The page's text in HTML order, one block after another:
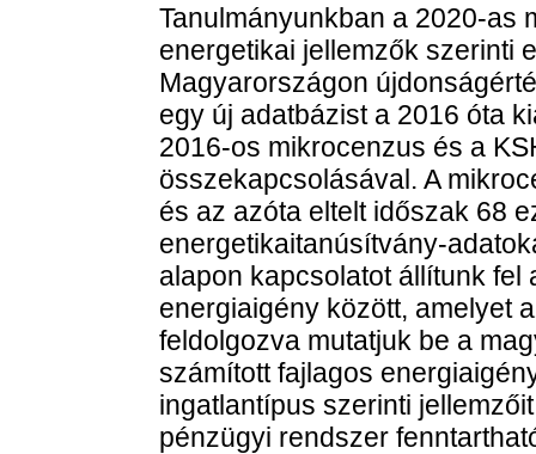
Tanulmányunkban a 2020-as
energetikai jellemzők szerinti
Magyarországon
egy új adatbázist a 2016 óta
2016-os mikrocenzus és a
összekapcsolásával. A
és az azóta eltelt időszak 68
energetikaitanúsítvány-
alapon kapcsolatot állítunk
energiaigény között, amelyet
feldolgozva mutatjuk be a
számított fajlagos
ingatlantípus szerinti
pénzügyi rendszer